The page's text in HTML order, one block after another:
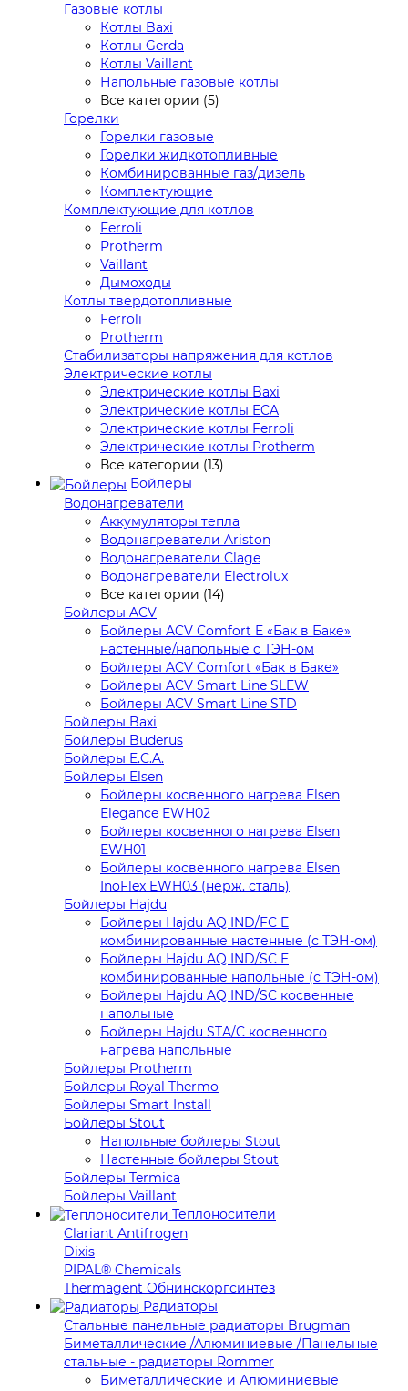
Газовые котлы
Котлы Baxi
Котлы Gerda
Котлы Vaillant
Напольные газовые котлы
Все категории (5)
Горелки
Горелки газовые
Горелки жидкотопливные
Комбинированные газ/дизель
Комплектующие
Комплектующие для котлов
Ferroli
Protherm
Vaillant
Дымоходы
Котлы твердотопливные
Ferroli
Protherm
Стабилизаторы напряжения для котлов
Электрические котлы
Электрические котлы Baxi
Электрические котлы ECA
Электрические котлы Ferroli
Электрические котлы Protherm
Все категории (13)
Бойлеры
Водонагреватели
Аккумуляторы тепла
Водонагреватели Ariston
Водонагреватели Clage
Водонагреватели Electrolux
Все категории (14)
Бойлеры ACV
Бойлеры ACV Comfort E «Бак в Баке»
настенные/напольные c ТЭН-ом
Бойлеры ACV Comfort «Бак в Баке»
Бойлеры ACV Smart Line SLEW
Бойлеры ACV Smart Line STD
Бойлеры Baxi
Бойлеры Buderus
Бойлеры E.C.A.
Бойлеры Elsen
Бойлеры косвенного нагрева Elsen
Elegance EWH02
Бойлеры косвенного нагрева Elsen
EWH01
Бойлеры косвенного нагрева Elsen
InoFlex EWH03 (нерж. сталь)
Бойлеры Hajdu
Бойлеры Hajdu AQ IND/FC E
комбинированные настенные (с ТЭН-ом)
Бойлеры Hajdu AQ IND/SC E
комбинированные напольные (с ТЭН-ом)
Бойлеры Hajdu AQ IND/SC косвенные
напольные
Бойлеры Hajdu STA/C косвенного
нагрева напольные
Бойлеры Protherm
Бойлеры Royal Thermo
Бойлеры Smart Install
Бойлеры Stout
Напольные бойлеры Stout
Настенные бойлеры Stout
Бойлеры Termica
Бойлеры Vaillant
Теплоносители
Clariant Antifrogen
Dixis
PIPAL® Chemicals
Thermagent Обнинскоргсинтез
Радиаторы
Стальные панельные радиаторы Brugman
Биметаллические /Алюминиевые /Панельные
стальные - радиаторы Rommer
Биметаллические и Алюминиевые